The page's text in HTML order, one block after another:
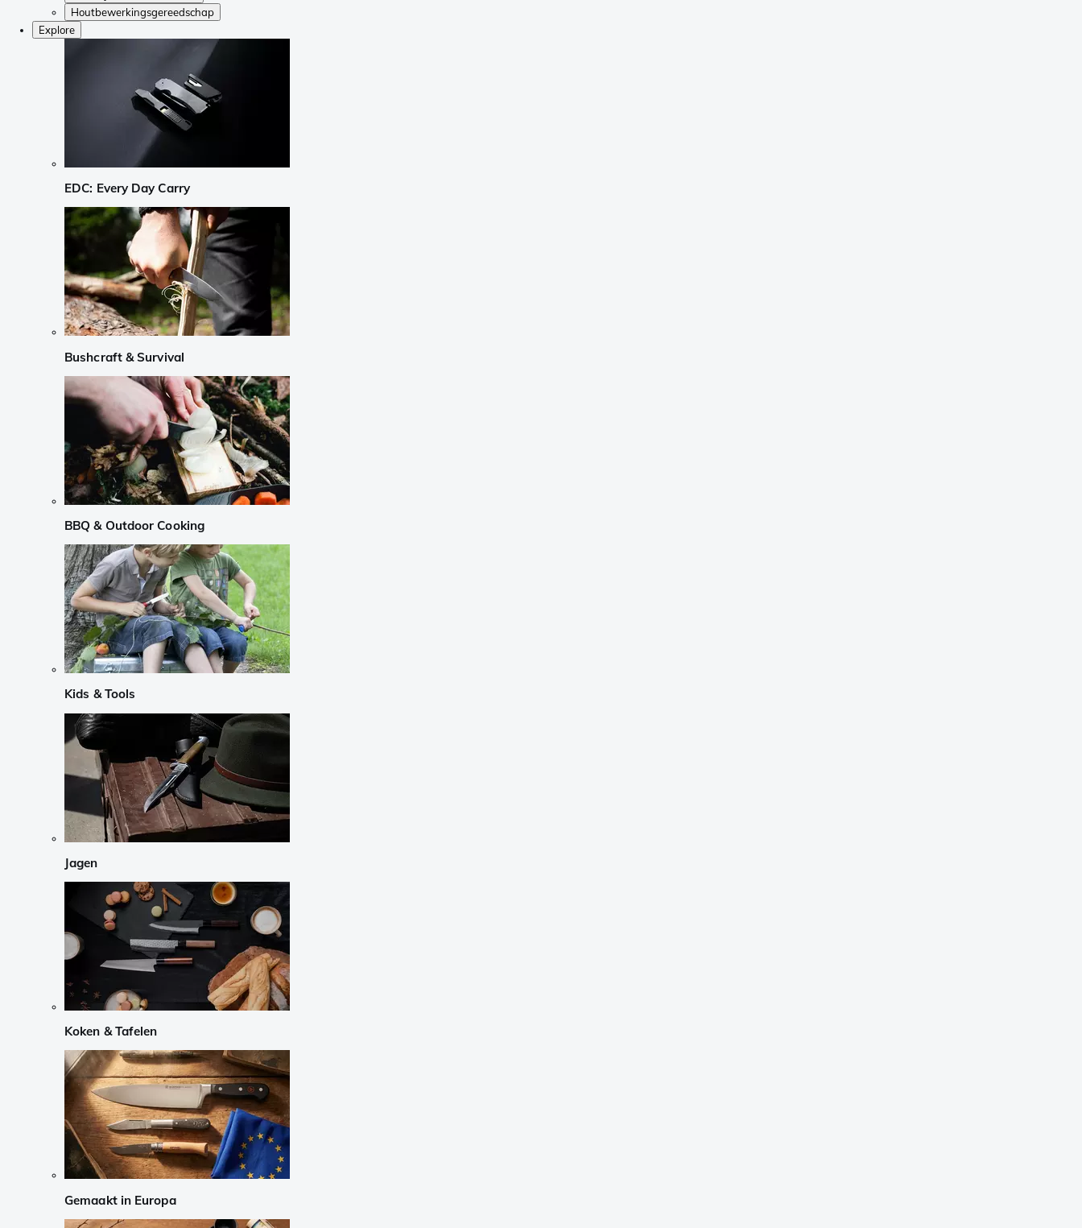
Houtbewerkingsgereedschap
Explore
EDC: Every Day Carry
Bushcraft & Survival
BBQ & Outdoor Cooking
Kids & Tools
Jagen
Koken & Tafelen
Gemaakt in Europa